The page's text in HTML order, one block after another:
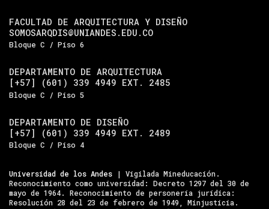
FACULTAD DE ARQUITECTURA Y DISEÑO
SOMOSARQDIS@UNIANDES.EDU.CO
Bloque C / Piso 6
DEPARTAMENTO DE ARQUITECTURA
[+57] (601) 339 4949 EXT. 2485
Bloque C / Piso 5
DEPARTAMENTO DE DISEÑO
[+57] (601) 339 4949 EXT. 2489
Bloque C / Piso 4
Universidad de los Andes | Vigilada Mineducación.
Reconocimiento como universidad: Decreto 1297 del 30 de
mayo de 1964. Reconocimiento de personería jurídica:
Resolución 28 del 23 de febrero de 1949, Minjusticia.